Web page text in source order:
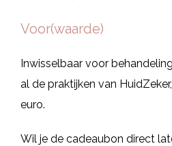
Voor(waarde)
Inwisselbaar voor
al de praktijken van
euro.
Wil je de cadeaubon direct